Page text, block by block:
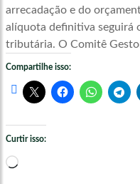
arrecadação e do
alíquota definitiva seguirá
tributária. O Comitê
Compartilhe isso:
Curtir isso:
Carregando...